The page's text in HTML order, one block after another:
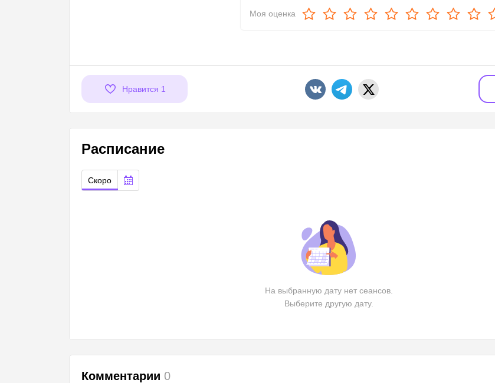
Моя оценка
Нравится 1
Расписание
Скоро
На выбранную дату нет сеансов.
Выберите другую дату.
Комментарии 0